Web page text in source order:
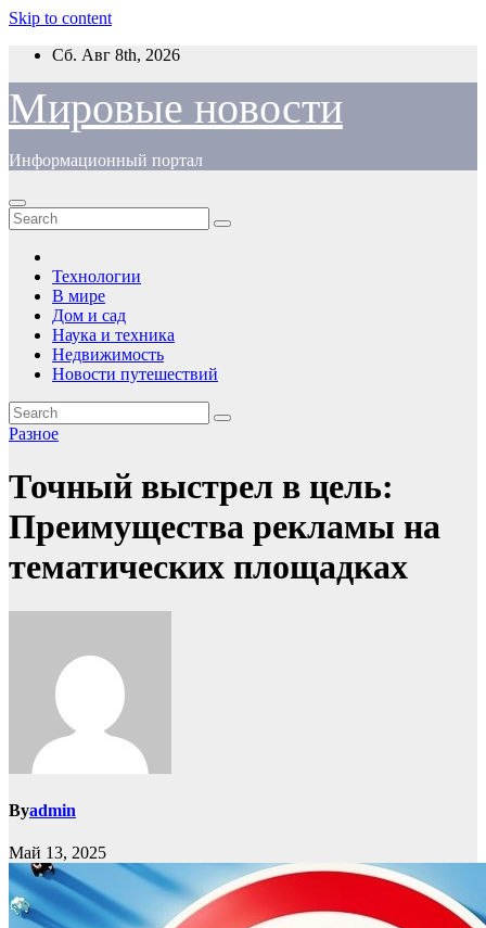
Skip to content
Сб. Авг 8th, 2026
Мировые новости
Информационный портал
Технологии
В мире
Дом и сад
Наука и техника
Недвижимость
Новости путешествий
Разное
Точный выстрел в цель:
Преимущества рекламы на
тематических площадках
Byadmin
Май 13, 2025